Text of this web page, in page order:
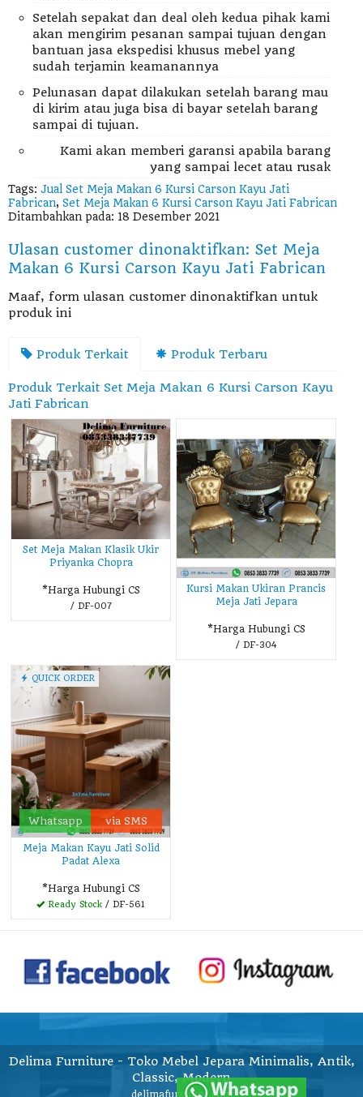
Setelah sepakat dan deal oleh kedua pihak kami
akan mengirim pesanan sampai tujuan dengan
bantuan jasa ekspedisi khusus mebel yang
sudah terjamin keamanannya
Pelunasan dapat dilakukan setelah barang mau
di kirim atau juga bisa di bayar setelah barang
sampai di tujuan.
Kami akan memberi garansi apabila barang
yang sampai lecet atau rusak
Tags: Jual Set Meja Makan 6 Kursi Carson Kayu Jati
Fabrican, Set Meja Makan 6 Kursi Carson Kayu Jati Fabrican
Ditambahkan pada: 18 Desember 2021
Ulasan customer dinonaktifkan: Set Meja
Makan 6 Kursi Carson Kayu Jati Fabrican
Maaf, form ulasan customer dinonaktifkan untuk
produk ini
Produk Terkait Produk Terbaru
Produk Terkait Set Meja Makan 6 Kursi Carson Kayu
Jati Fabrican
Set Meja Makan Klasik Ukir
Priyanka Chopra
*Harga Hubungi CS
/ DF-007
Kursi Makan Ukiran Prancis
Meja Jati Jepara
*Harga Hubungi CS
/ DF-304
QUICK ORDER
Whatsapp via SMS
Meja Makan Kayu Jati Solid
Padat Alexa
*Harga Hubungi CS
Ready Stock / DF-561
Delima Furniture - Toko Mebel Jepara Minimalis, Antik,
Classic, Modern
delimafurniture.com